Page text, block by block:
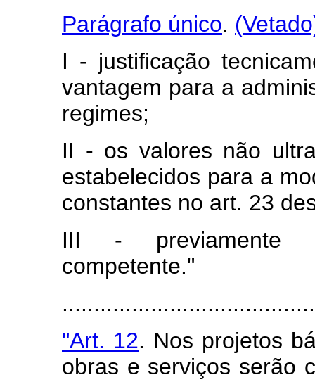
Parágrafo único.
I - justificação
vantagem para a
regimes;
II - os valores não
estabelecidos para a
constantes no art. 23
III - previamente
competente."
"Art. 12. Nos projetos
obras e serviços serão